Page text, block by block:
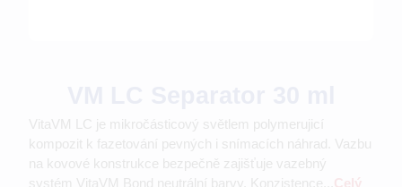
VitaVM LC je mikročásticový světlem polymerujicí
kompozit k fazetování pevných i snímacích náhrad. Vazbu
na kovové konstrukce bezpečně zajišťuje vazebný
systém VitaVM Bond neutrální barvy. Konzistence...